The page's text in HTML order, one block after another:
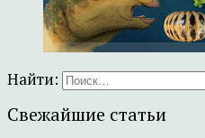
Найти:
Свежайшие статьи